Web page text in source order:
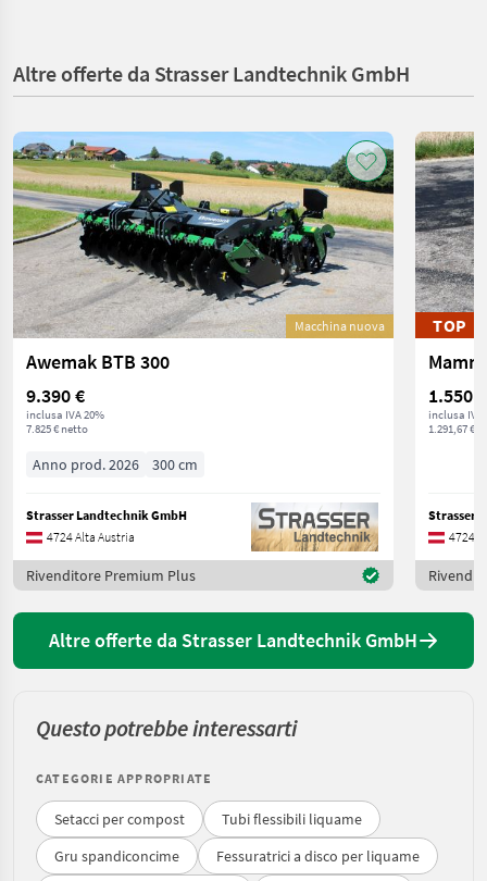
Altre offerte da Strasser Landtechnik GmbH
Macchina nuova
Awemak BTB 300
9.390 €
inclusa IVA 20%
7.825 € netto
Anno prod. 2026 300 cm
Strasser Landtechnik GmbH
4724 Alta Austria
Rivenditore Premium Plus
TOP
1.550 €
inclusa IVA
1.291,67 €
Strasser
4724
Altre offerte da Strasser Landtechnik GmbH
Questo potrebbe interessarti
CATEGORIE APPROPRIATE
Setacci per compost
Tubi flessibili liquame
Gru spandiconcime
Fessuratrici a disco per liquame